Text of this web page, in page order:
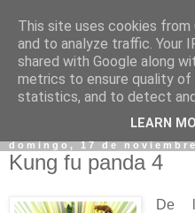
domingo, 17 de
Kung fu panda 4
De
This site uses cookies
and to analyze traffic. Your
shared with Google along
metrics to ensure quality of
statistics, and to detect
LEARN